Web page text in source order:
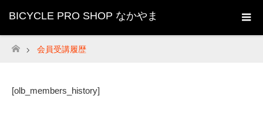
BICYCLE PRO SHOP なかやま
ホーム
会員受講履歴
[olb_members_history]